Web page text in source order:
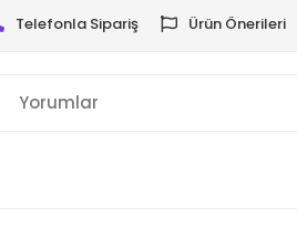
Telefonla Sipariş Ürün Önerileri
Yorumlar